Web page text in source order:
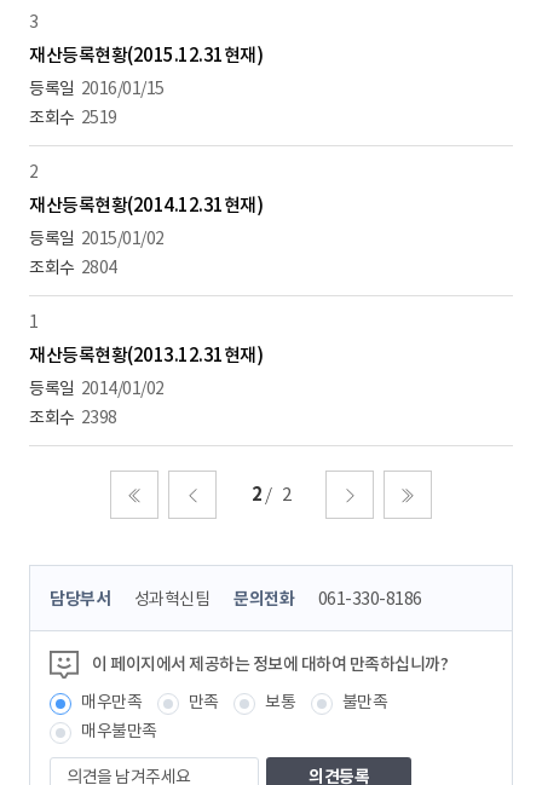
3
재산등록현황(2015.12.31현재)
2016/01/15
2519
2
재산등록현황(2014.12.31현재)
2015/01/02
2804
1
재산등록현황(2013.12.31현재)
2014/01/02
2398
2 2
콘
츠
정
보
책
임
자
담당부서 성과혁신팀 문의전화 061-330-8186
이 페이지에서 제공하는 정보에 대하여 만족하십니까?
매우만족
만족 보통
불만족
매우불만족
의